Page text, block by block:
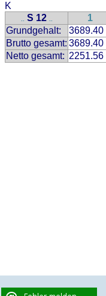
K
.. S 12 .. 1
Grundgehalt:
3689.40
Brutto gesamt: 3689.40
Netto gesamt: 2251.56